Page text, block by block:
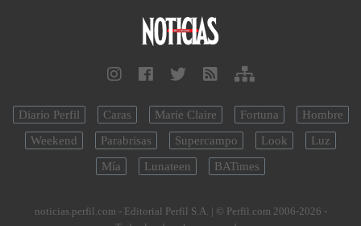
Diario Perfil Caras Marie Claire Fortuna
Hombre
Weekend
Parabrisas Supercampo Look
Luz
Mía
Lunateen BATimes
noticias.perfil.com - Editorial Perfil S.A. | © Perfil.com 2006-2026 -